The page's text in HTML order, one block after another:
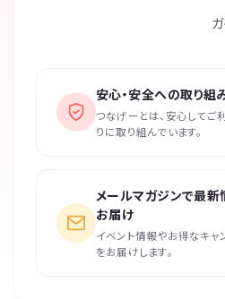
安心・安全への取り組
つなげーとは、安心してご
りに取り組んでいます。
メールマガジンで最新
お届け
イベント情報やお得なキャ
をお届けします。